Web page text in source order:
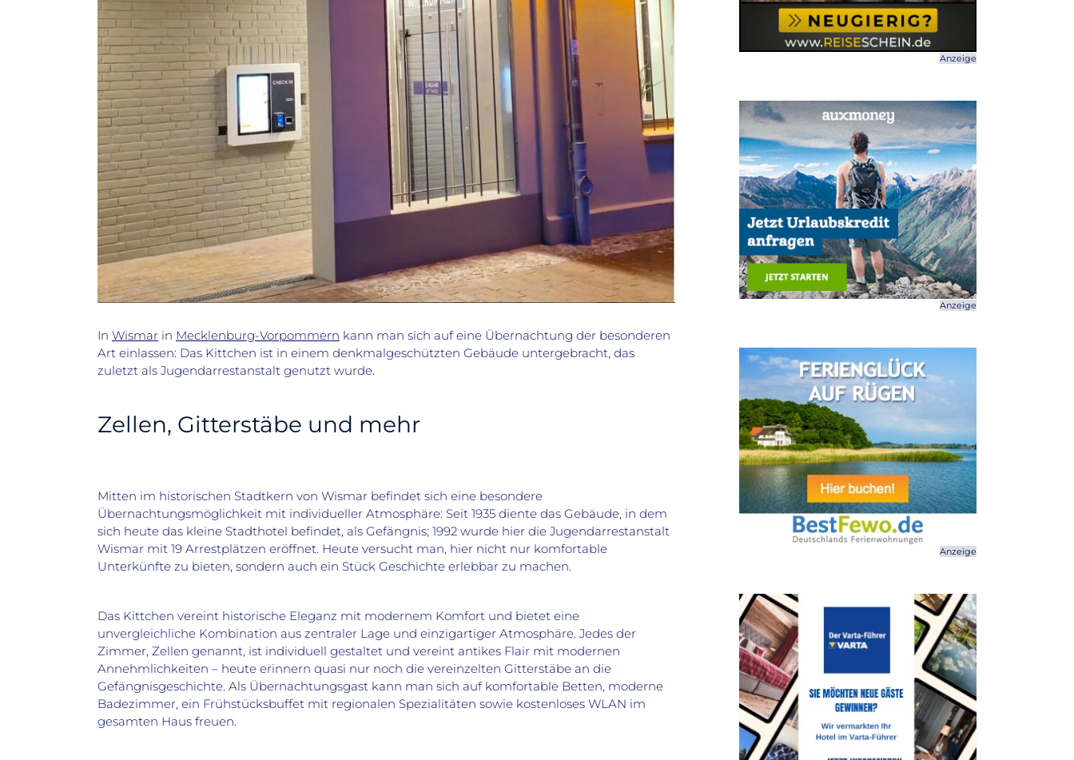
In Wismarin Mecklenburg-Vorpommern kann man sich auf eine Übernachtung der besonderen
Art einlassen: Das Kittchen ist in einem denkmalgeschützten Gebäude untergebracht, das
zuletzt als Jugendarrestanstalt genutzt wurde.
Zellen, Gitterstäbe und mehr
Mitten im historischen Stadtkern von Wismar befindet sich eine besondere
Übernachtungsmöglichkeit mit individueller Atmosphäre: Seit 1935 diente das Gebäude, in dem
sich heute das kleine Stadthotel befindet, als Gefängnis; 1992 wurde hier die Jugendarrestanstalt
Wismar mit 19 Arrestplätzen eröffnet. Heute versucht man, hier nicht nur komfortable
Unterkünfte zu bieten, sondern auch ein Stück Geschichte erlebbar zu machen.
Das Kittchen vereint historische Eleganz mit modernem Komfort und bietet eine
unvergleichliche Kombination aus zentraler Lage und einzigartiger Atmosphäre. Jedes der
Zimmer, Zellen genannt, ist individuell gestaltet und vereint antikes Flair mit modernen
Annehmlichkeiten – heute erinnern quasi nur noch die vereinzelten Gitterstäbe an die
Gefängnisgeschichte. Als Übernachtungsgast kann man sich auf komfortable Betten, moderne
Badezimmer, ein Frühstücksbuffet mit regionalen Spezialitäten sowie kostenloses WLAN im
gesamten Haus freuen.
Anzeige
Anzeige
Anzeige